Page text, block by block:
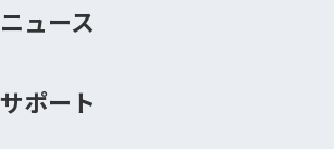
ニュース
サポート